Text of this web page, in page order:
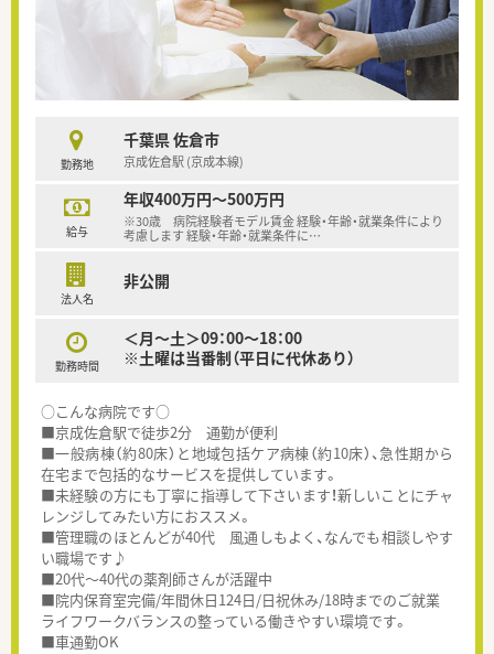
勤務地
千葉県 佐倉市
京成佐倉駅 (京成本線)
給与
年収400万円～500万円
※30歳 病院経験者モデル賃金 経験・年齢・就業条件により
考慮します 経験・年齢・就業条件に…
法人名
非公開
勤務時間
＜月～土＞09：00～18：00
※土曜は当番制（平日に代休あり）
○こんな病院です○
■京成佐倉駅で徒歩2分 通勤が便利
■一般病棟（約80床）と地域包括ケア病棟（約10床）、急性期から
在宅まで包括的なサービスを提供しています。
■未経験の方にも丁寧に指導して下さいます！新しいことにチャ
レンジしてみたい方におススメ。
■管理職のほとんどが40代 風通しもよく、なんでも相談しやす
い職場です♪
■20代～40代の薬剤師さんが活躍中
■院内保育室完備/年間休日124日/日祝休み/18時までのご就業
ライフワークバランスの整っている働きやすい環境です。
■車通勤OK